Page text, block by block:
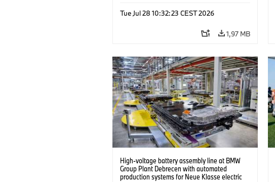
Tue Jul 28 10:32:23 CEST 2026
1,97 MB
High-voltage battery assembly line at BMW
Group Plant Debrecen with automated
production systems for Neue Klasse electric